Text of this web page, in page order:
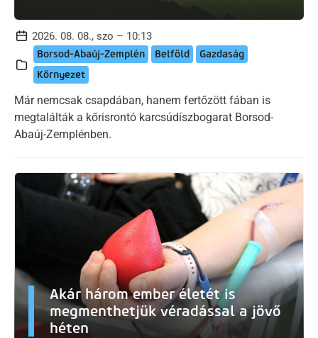
2026. 08. 08., szo – 10:13
Borsod-Abaúj-Zemplén Belföld
Gazdaság
Környezet
Már nemcsak csapdában, hanem fertőzött fában is
megtalálták a kőrisrontó karcsúdíszbogarat Borsod-
Abaúj-Zemplénben.
Akár három ember életét is
megmenthetjük véradással a jövő
héten